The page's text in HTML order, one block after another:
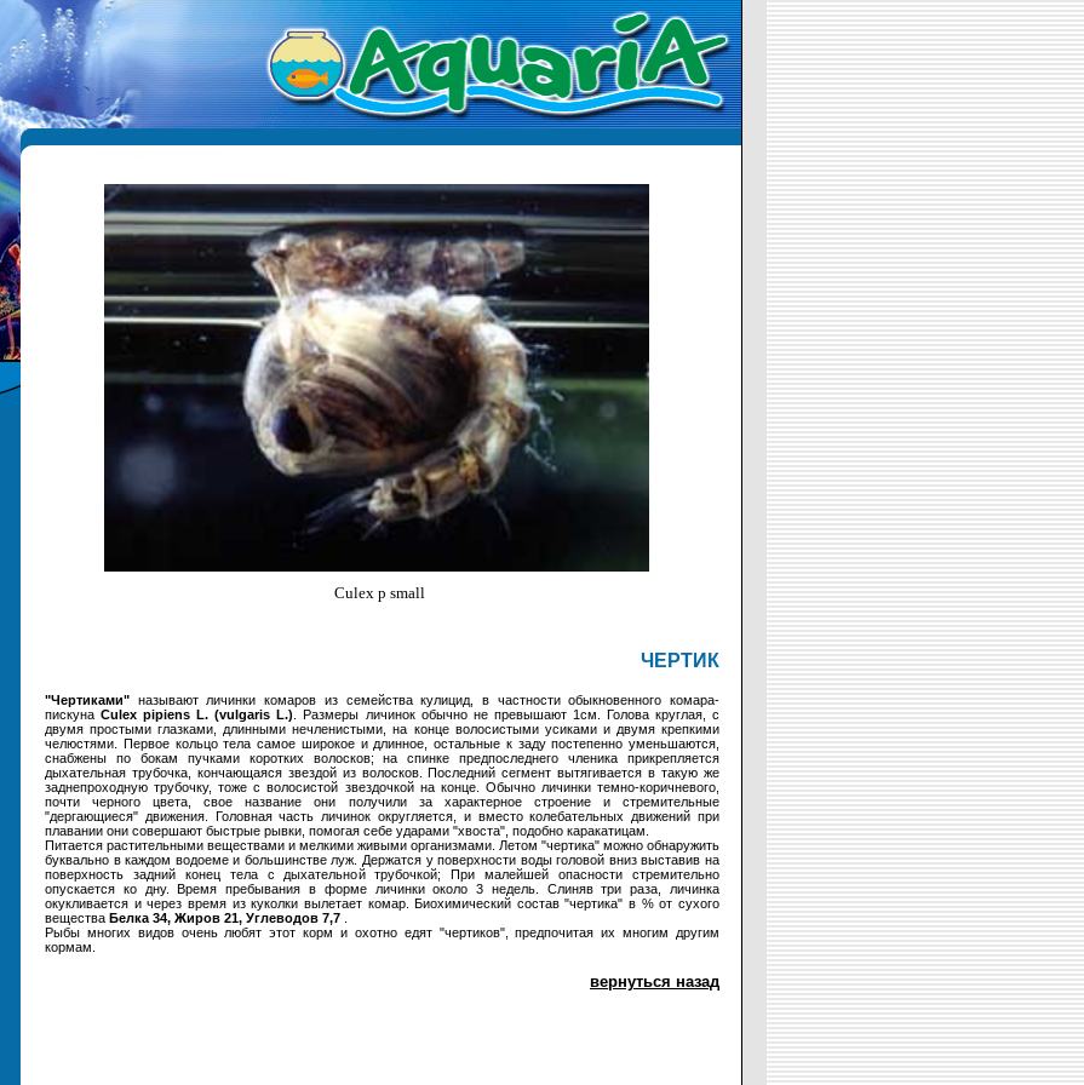
Culex p small
ЧЕРТИК
"Чертиками" называют личинки комаров из семейства кулицид, в частности обыкновенного комара-
пискунаCulex pipiens L. (vulgaris L.)
. Размеры личинок обычно не превышают 1см. Голова круглая, с
двумя простыми глазками, длинными нечленистыми, на конце волосистыми усиками и двумя крепкими
челюстями. Первое кольцо тела самое широкое и длинное, остальные к заду постепенно уменьшаются,
снабжены по бокам пучками коротких волосков; на спинке предпоследнего членика прикрепляется
дыхательная трубочка, кончающаяся звездой из волосков. Последний сегмент вытягивается в такую же
заднепроходную трубочку, тоже с волосистой звездочкой на конце. Обычно личинки темно-коричневого,
почти черного цвета, свое название они получили за характерное строение и стремительные
"дергающиеся" движения. Головная часть личинок округляется, и вместо колебательных движений при
плавании они совершают быстрые рывки, помогая себе ударами "хвоста", подобно каракатицам.
Питается растительными веществами и мелкими живыми организмами. Летом "чертика" можно обнаружить
буквально в каждом водоеме и большинстве луж. Держатся у поверхности воды головой вниз выставив на
поверхность задний конец тела с дыхательной трубочкой; При малейшей опасности стремительно
опускается ко дну. Время пребывания в форме личинки около 3 недель. Слиняв три раза, личинка
окукливается и через время из куколки вылетает комар. Биохимический состав "чертика" в % от сухого
вещества Белка 34, Жиров 21, Углеводов 7,7
Рыбы многих видов очень любят этот корм и охотно едят "чертиков", предпочитая их многим другим
кормам.
вернуться назад